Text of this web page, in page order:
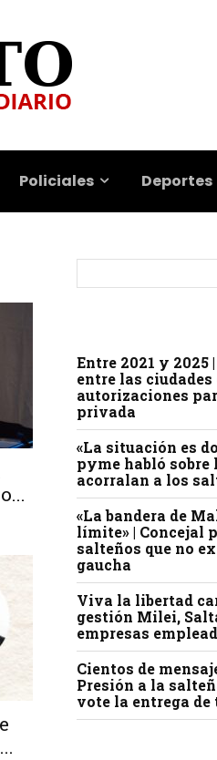
Policiales Deportes
Entre 2021 y
entre las ciudades
autorizaciones
privada
«La situación es
pyme habló sobre
acorralan a los
«La bandera de
límite» | Concejal
salteños que no
gaucha
Viva la libertad
gestión Milei,
empresas
Cientos de
Presión a la
vote la entrega